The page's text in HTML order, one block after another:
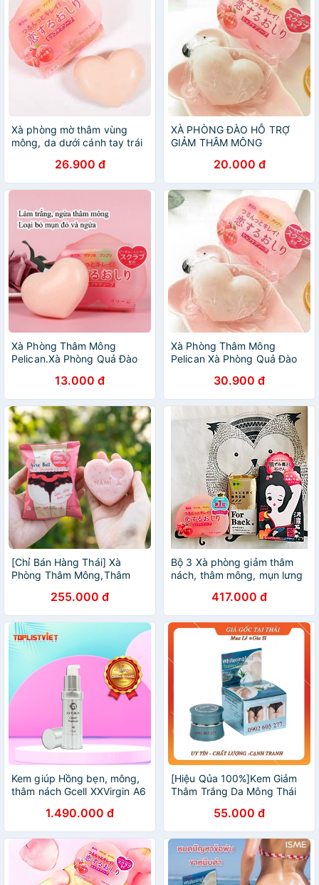
Xà phòng mờ thâm vùng
mông, da dưới cánh tay trái
Soap Thâm Mông ( Kèm ảnh
thật)
26.900 đ
XÀ PHÒNG ĐÀO HỖ TRỢ
GIẢM THÂM MÔNG
20.000 đ
Xà Phòng Thâm Mông
Pelican.Xà Phòng Quả Đào
13.000 đ
Xà Phòng Thâm Mông
Pelican Xà Phòng Quả Đào
Loại Bỏ Thâm Và Mụn Cho
Vùng Mông, Hông, Nách
30.900 đ
[Chỉ Bán Hàng Thái] Xà
Phòng Thâm Mông,Thâm
Tay,Chân Thái Lan
255.000 đ
Bộ 3 Xà phòng giảm thâm
nách, thâm mông, mụn lưng
417.000 đ
Kem giúp Hồng bẹn, mông,
thâm nách Gcell XXVirgin A6
1.490.000 đ
[Hiệu Qủa 100%]Kem Giảm
Thâm Trắng Da Mông Thái
55.000 đ